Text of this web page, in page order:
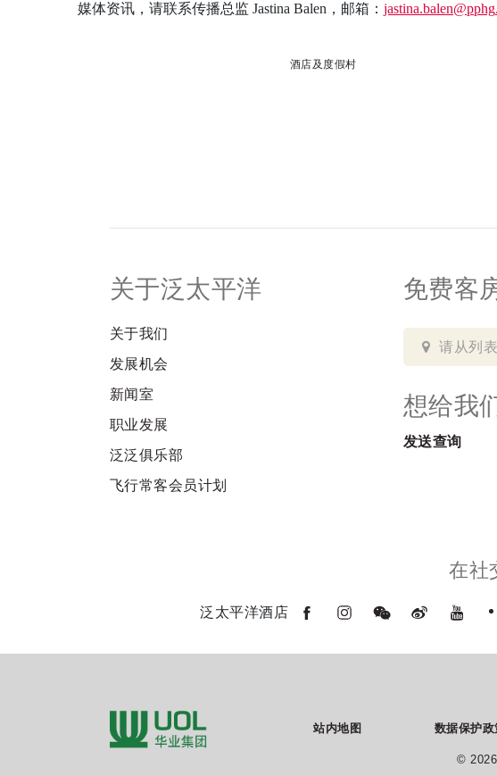
媒体资讯，请联系传播总监 Jastina Balen，邮箱： jastina.balen@pphg
酒店及度假村
关于泛太平洋
关于我们
发展机会
新闻室
职业发展
泛泛俱乐部
飞行常客会员计划
免费客
请从列
想给我
发送查询
在社
泛太平洋酒店
站内地图 数据保护政
© 2026